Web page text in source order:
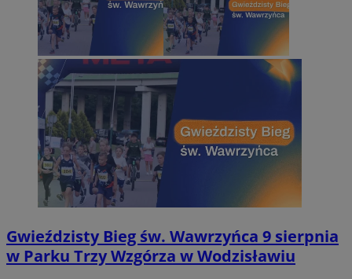
Gwieździsty Bieg św. Wawrzyńca 9 sierpnia
w Parku Trzy Wzgórza w Wodzisławiu